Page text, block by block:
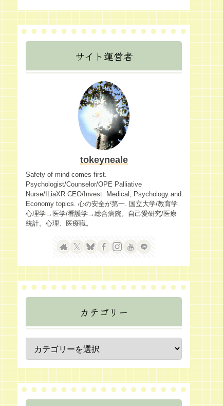
サイト運営者
tokeyneale
Safety of mind comes first.
Psychologist/Counselor/OPE Palliative
Nurse/ILiaXR CEO/Invest. Medical, Psychology and
Economy topics. 心の安全が第一. 国立大学/教育学
心理学→医学/看護学→総合病院。自己愛研究/医療
統計。心理、医療職。
カテゴリー